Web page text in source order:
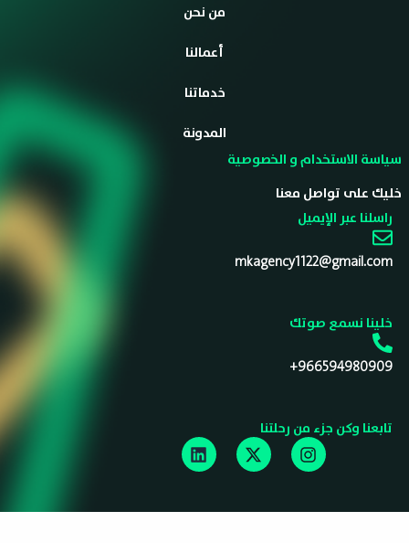
من نحن
أعمالنا
خدماتنا
المدونة
سياسة الاستخدام و الخصوصية
خليك على تواصل معنا
راسلنا عبر الإيميل
mkagency1122@gmail.com
خلينا نسمع صوتك
966594980909+
تابعنا وكن جزء من رحلتنا
Instagram
X-
twitter
Linkedin